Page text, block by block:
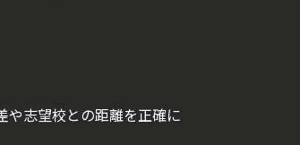
や志望校との距離を正確に